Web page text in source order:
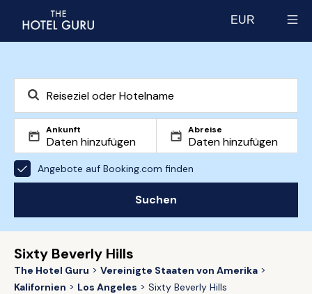
EUR
Ankunft Abreise
Angebote auf Booking.com finden
Suchen
Sixty Beverly Hills
The Hotel Guru
Vereinigte Staaten von Amerika
Kalifornien
Los Angeles Sixty Beverly Hills